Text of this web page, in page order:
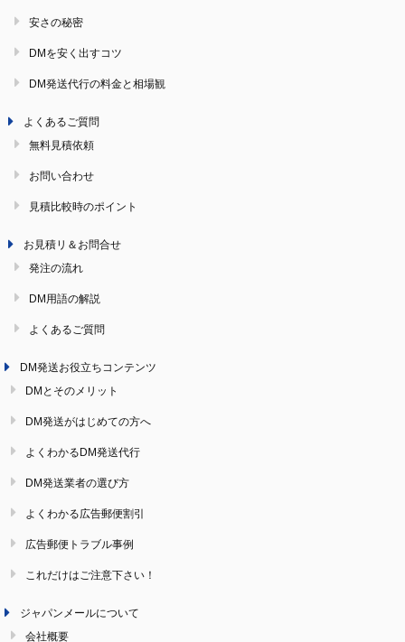
安さの秘密
DMを安く出すコツ
DM発送代行の料金と相場観
よくあるご質問
無料見積依頼
お問い合わせ
見積比較時のポイント
お見積リ＆お問合せ
発注の流れ
DM用語の解説
よくあるご質問
DM発送お役立ちコンテンツ
DMとそのメリット
DM発送がはじめての方へ
よくわかるDM発送代行
DM発送業者の選び方
よくわかる広告郵便割引
広告郵便トラブル事例
これだけはご注意下さい！
ジャパンメールについて
会社概要